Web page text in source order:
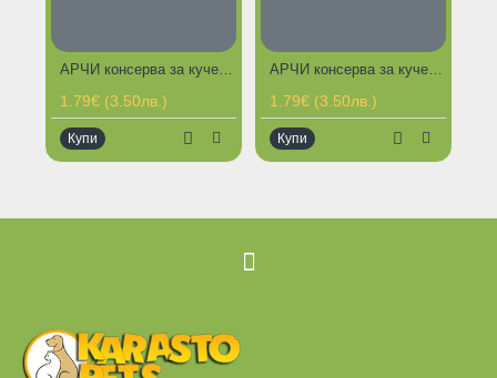
ГОРЕЩИ
1.79€ (3.50лв.)
Купи
ГОРЕЩИ
АРЧИ консерва за куче заешко , ориз и зеленчуци 1100 гр
1.79€ (3.50лв.)
Купи